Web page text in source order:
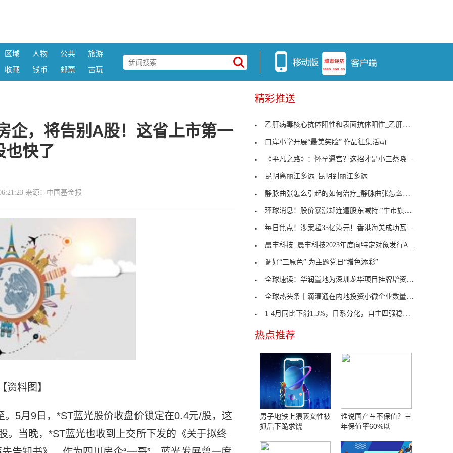
区域 人物 公共
旅游
收藏
钱币 邮票 古玩
企，将告别A股！这省上市第一
也快了
来源：中国基金报
资料图】
5月9日，*ST蓝光股价收盘价锁定在0.4元/股，这
。当晚，*ST蓝光也收到上交所下发的《关于拟终
精彩推送
乙肝病毒核心抗体阳性和表面抗体阳性_乙肝病毒核心
口岸小学开展“最美笑脸” 作品征集活动
《平凡之路》：怀孕逼宫？这招才是小三蔡晓蕾对原配
昆明离丽江多远_昆明到丽江多远
静脉曲张怎么引起的如何治疗_静脉曲张怎么引起的
环球消息！股价暴涨却连遭股东减持 “牛市旗手”能
每日焦点！涉案超35亿港元！香港海关成功瓦解一洗黑
晨丰科技: 晨丰科技2023年度向特定对象发行A股股票
调好“三原色” 为主题党日“增色添彩”
全球速读：华润置地为深圳龙华项目挂牌增资，对应持
全球热头条丨滴灌通在内地投资小微企业数量达到4,00
1-4月同比下滑1.3%，日系分化，自主四强稳住，特斯
热点推荐
男子地铁上猥亵女性被
抓后下跪求饶
谁说国产车不保值？三
年保值率60%以